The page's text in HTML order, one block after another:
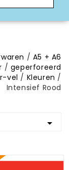
A5 + A6
geperforeerd
vel
Kleuren
Intensief Rood
